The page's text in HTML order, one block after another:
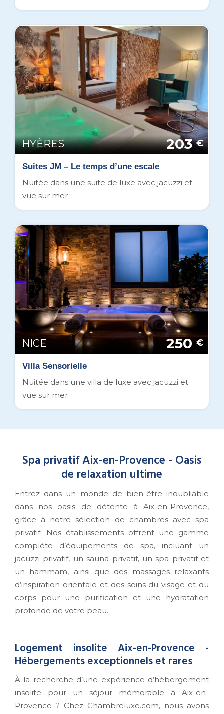
HYÈRES 203 €
Suites JM – Le temps d’une escale
Nuitée dans une suite de luxe avec jacuzzi et
vue sur mer
NICE 250 €
Villa Sensorielle
Nuitée dans une villa de luxe avec jacuzzi et
vue sur mer
Spa privatif Aix-en-Provence - Oasis
de relaxation ultime
Entrez dans un monde de bien-être inoubliable
dans nos oasis de détente à Aix-en-Provence,
grâce à notre sélection de chambres avec spa
privatif. Nos établissements offrent une gamme
complète d’équipements de spa, incluant un
jacuzzi privatif, un sauna privatif, un spa privatif et
un hammam, ainsi que des massages relaxants
d’inspiration orientale et des soins du visage et du
corps pour une purification et une hydratation
profonde de votre peau.
Logement insolite Aix-en-Provence -
Hébergements exceptionnels et rares
À la recherche d’une expérience d’hébergement
insolite pour un séjour mémorable à Aix-en-
Provence ? Chez Chambreluxe.com, nous avons